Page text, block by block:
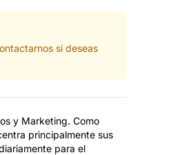
si deseas
y Marketing. Como
principalmente sus
para el